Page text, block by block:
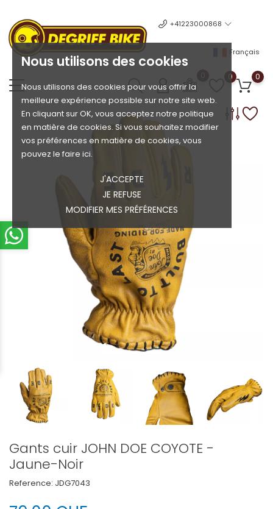
Nous utilisons des cookies
Nous utilisons des cookies pour vous offrir la
meilleure expérience possible sur notre site web.
En cliquant sur OK, vous acceptez notre politique
en matière de cookies. Si vous souhaitez modifier
vos préférences en matière de cookies, vous
pouvez le faire ici.
J'ACCEPTE
JE REFUSE
MODIFIER MES PRÉFÉRENCES
+41223000868
Français
0 0
Gants cuir JOHN DOE COYOTE -
Jaune-Noir
Reference: JDG7043